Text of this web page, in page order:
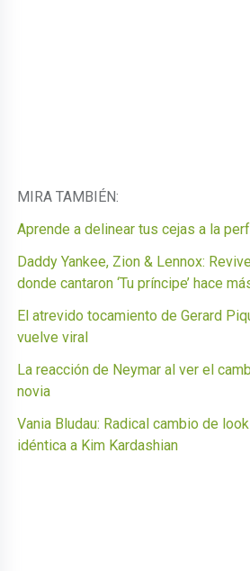
MIRA TAMBIÉN:
Aprende a delinear tus cejas a la
Daddy Yankee, Zion & Lennox:
donde cantaron ‘Tu príncipe’ hace
El atrevido tocamiento de Gerard
vuelve viral
La reacción de Neymar al ver el
novia
Vania Bludau: Radical cambio de
idéntica a Kim Kardashian